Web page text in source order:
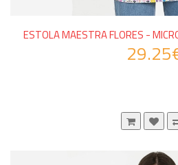
ESTOLA MAESTRA FLORES -